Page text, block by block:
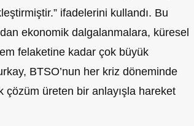
ifadelerini kullandı. Bu
ekonomik dalgalanmalara, küresel
felaketine kadar çok büyük
BTSO’nun her kriz döneminde
çözüm üreten bir anlayışla hareket